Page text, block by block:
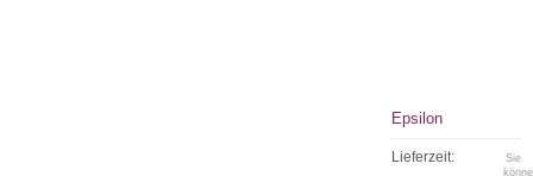
Epsilon
Lieferzeit:
Sie